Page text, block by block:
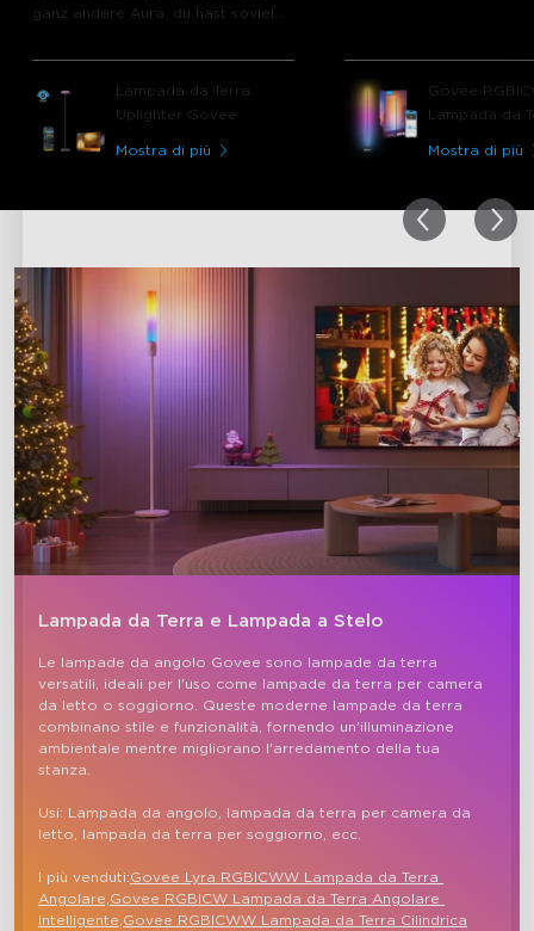
ganz andere Aura, du hast soviel
Lampada da Terra
Uplighter Govee
Mostra di più
Govee
Lampada da
Mostra di più
Lampada da Terra e Lampada a Stelo
Le lampade da angolo Govee sono lampade da terra
versatili, ideali per l'uso come lampade da terra per camera
da letto o soggiorno. Queste moderne lampade da terra
combinano stile e funzionalità, fornendo un'illuminazione
ambientale mentre migliorano l'arredamento della tua
stanza.
Usi: Lampada da angolo, lampada da terra per camera da
letto, lampada da terra per soggiorno, ecc.
I più venduti:Govee Lyra RGBICWW Lampada da Terra
Angolare, Govee RGBICW Lampada da Terra Angolare
Intelligente Govee RGBICWW Lampada da Terra Cilindrica
close